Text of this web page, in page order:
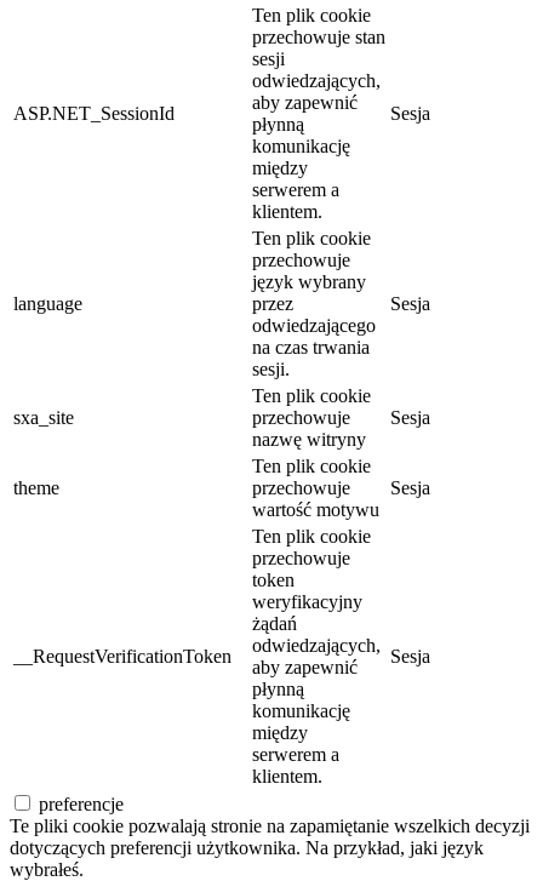
ASP.NET_SessionId
Ten plik cookie
przechowuje stan
sesji
odwiedzających,
aby zapewnić
płynną
komunikację
między
serwerem a
klientem.
Sesja
language
Ten plik cookie
przechowuje
język wybrany
przez
odwiedzającego
na czas trwania
sesji.
Sesja
sxa_site
Ten plik cookie
przechowuje
nazwę witryny
Sesja
theme
Ten plik cookie
przechowuje
wartość motywu
Sesja
__RequestVerificationToken
Ten plik cookie
przechowuje
token
weryfikacyjny
żądań
odwiedzających,
aby zapewnić
płynną
komunikację
między
serwerem a
klientem.
Sesja
preferencje
Te pliki cookie pozwalają stronie na zapamiętanie wszelkich decyzji
dotyczących preferencji użytkownika. Na przykład, jaki język
wybrałeś.